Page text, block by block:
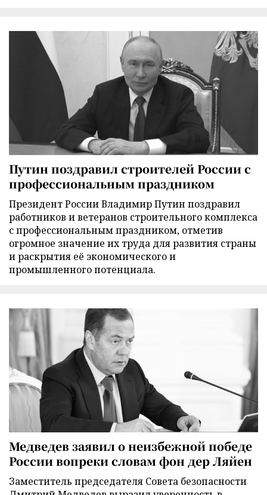
Путин поздравил строителей России с
профессиональным праздником
Президент России Владимир Путин поздравил
работников и ветеранов строительного комплекса
с профессиональным праздником, отметив
огромное значение их труда для развития страны
и раскрытия её экономического и
промышленного потенциала.
Медведев заявил о неизбежной победе
России вопреки словам фон дер Ляйен
Заместитель председателя Совета безопасности